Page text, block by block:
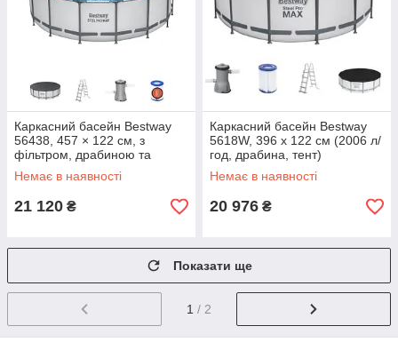
Каркасний басейн Bestway
56438, 457 × 122 см, з
фільтром, драбиною та
тентом
Немає в наявності
21 120 ₴
Каркасний басейн Bestway
5618W, 396 х 122 см (2006 л/
год, драбина, тент)
Немає в наявності
20 976 ₴
Показати ще
1 / 2